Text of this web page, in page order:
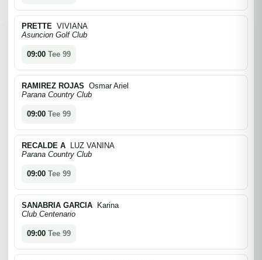
PRETTE VIVIANA
Asuncion Golf Club
09:00 Tee 99
RAMIREZ ROJAS Osmar Ariel
Parana Country Club
09:00 Tee 99
RECALDE A LUZ VANINA
Parana Country Club
09:00 Tee 99
SANABRIA GARCIA Karina
Club Centenario
09:00 Tee 99